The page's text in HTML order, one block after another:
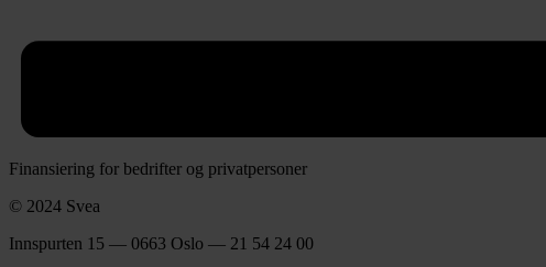
Finansiering for bedrifter og privatpersoner
© 2024 Svea
Innspurten 15 — 0663 Oslo — 21 54 24 00